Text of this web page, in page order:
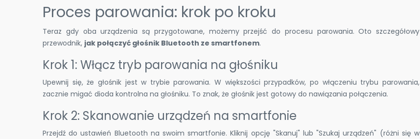
Proces parowania: krok po kroku
Teraz gdy oba urządzenia są przygotowane, możemy przejść do procesu parowania. Oto szczegółowy
przewodnik, jak połączyć głośnik Bluetooth ze smartfonem.
Krok 1: Włącz tryb parowania na głośniku
Upewnij się, że głośnik jest w trybie parowania. W większości przypadków, po włączeniu trybu parowania,
zacznie migać dioda kontrolna na głośniku. To znak, że głośnik jest gotowy do nawiązania połączenia.
Krok 2: Skanowanie urządzeń na smartfonie
Przejdź do ustawień Bluetooth na swoim smartfonie. Kliknij opcję "Skanuj" lub "Szukaj urządzeń" (różni się w